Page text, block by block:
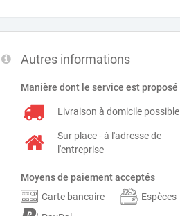
Autres informations
Manière dont le service est proposé
Livraison à domicile possible
Sur place - à l'adresse de
l'entreprise
Moyens de paiement acceptés
Carte bancaire
Espèces